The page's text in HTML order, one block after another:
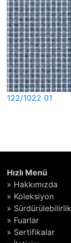
122/1022 01
Hızlı Menü
» Hakkımızda
» Koleksiyon
» Sürdürülebilirlik
» Fuarlar
» Sertifikalar